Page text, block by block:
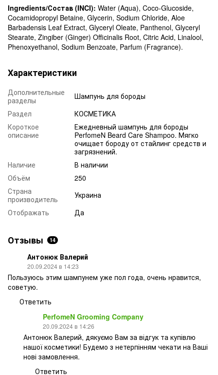
Ingredients/Состав (INCI): Water (Aqua), Coco-Glucoside,
Cocamidopropyl Betaine, Glycerin, Sodium Chloride, Aloe
Barbadensis Leaf Extract, Glyceryl Oleate, Panthenol, Glyceryl
Stearate, Zingiber (Ginger) Officinalis Root, Citric Acid, Linalool,
Phenoxyethanol, Sodium Benzoate, Parfum (Fragrance).
Характеристики
Дополнительные
разделы
Шампунь для бороды
Раздел
КОСМЕТИКА
Короткое
описание
Ежедневный шампунь для бороды
PerfomeN Beard Care Shampoo. Мягко
очищает бороду от стайлинг средств и
загрязнений.
Наличие
В наличии
Объём
250
Страна
производитель
Украина
Отображать
Да
Отзывы 14
Антонюк Валерий
20.09.2024 в 14:23
Пользуюсь этим шампунем уже пол года, очень нравится,
советую.
Ответить
PerfomeN Grooming Company
20.09.2024 в 14:26
Антонюк Валерий, дякуємо Вам за відгук та купівлю
нашої косметики! Будемо з нетерпінням чекати на Ваші
нові замовлення.
Ответить